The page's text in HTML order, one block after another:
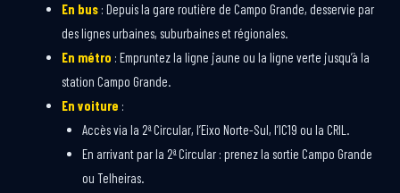
En bus : Depuis la gare routière de Campo Grande, desservie par
des lignes urbaines, suburbaines et régionales.
En métro : Empruntez la ligne jaune ou la ligne verte jusqu’à la
station Campo Grande.
En voiture :
Accès via la 2ª Circular, l’Eixo Norte-Sul, l’IC19 ou la CRIL.
En arrivant par la 2ª Circular : prenez la sortie Campo Grande
ou Telheiras.